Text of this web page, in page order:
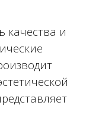
качества и